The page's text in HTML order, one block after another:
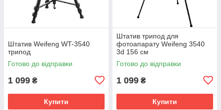
Штатив Weifeng WT-3540
трипод
Готово до відправки
1 099 ₴
Купити
Штатив трипод для
фотоапарату Weifeng 3540
3d 156 см
Готово до відправки
1 099 ₴
Купити